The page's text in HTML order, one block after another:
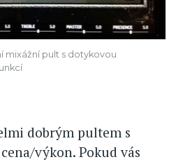
mixážní pult s dotykovou
dobrým pultem s
výkon. Pokud vás